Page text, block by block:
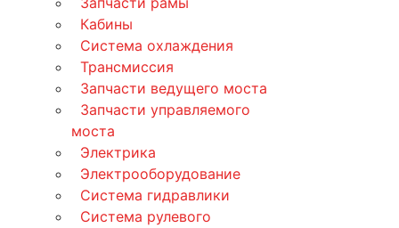
Кабины
Система охлаждения
Трансмиссия
Запчасти ведущего моста
Запчасти управляемого
моста
Электрика
Электрооборудование
Система гидравлики
Система рулевого